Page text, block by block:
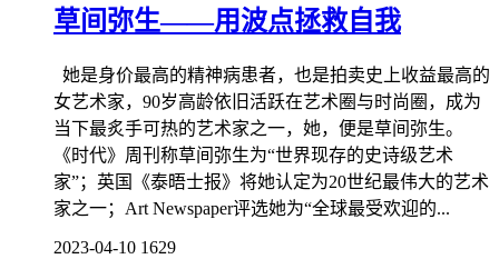
草间弥生——用波点拯救自我
她是身价最高的精神病患者，也是拍卖史上收益最高的
女艺术家，90岁高龄依旧活跃在艺术圈与时尚圈，成为
当下最炙手可热的艺术家之一，她，便是草间弥生。
《时代》周刊称草间弥生为“世界现存的史诗级艺术
家”；英国《泰晤士报》将她认定为20世纪最伟大的艺术
家之一；Art Newspaper评选她为“全球最受欢迎的...
2023-04-10 1629